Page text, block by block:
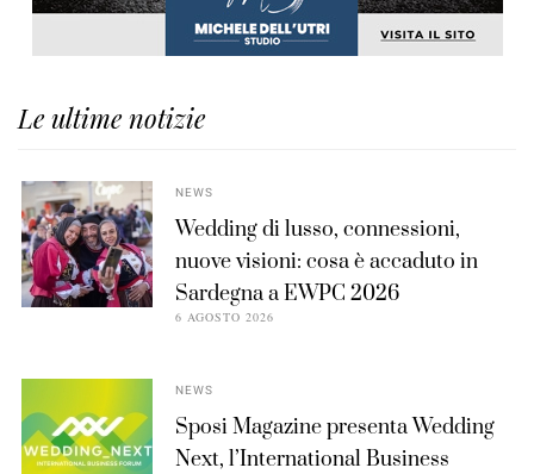
Le ultime notizie
NEWS
Wedding di lusso, connessioni,
nuove visioni: cosa è accaduto in
Sardegna a EWPC 2026
6 AGOSTO 2026
NEWS
Sposi Magazine presenta Wedding
Next, l’International Business